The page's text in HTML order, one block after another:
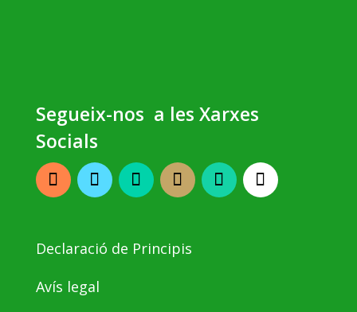
Segueix-nos a les Xarxes
Socials
Declaració de Principis
Avís legal